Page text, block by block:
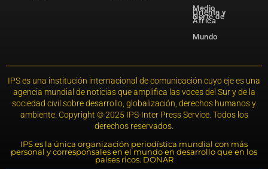
Medio
Oriente y
Norte de
África
Mundo
IPS es una institución internacional de comunicación cuyo eje es una
agencia mundial de noticias que amplifica las voces del Sur y de la
sociedad civil sobre desarrollo, globalización, derechos humanos y
ambiente. Copyright © 2025 IPS-Inter Press Service. Todos los
derechos reservados.
IPS es la única organización periodística mundial con más
personal y corresponsales en el mundo en desarrollo que en los
países ricos. DONAR